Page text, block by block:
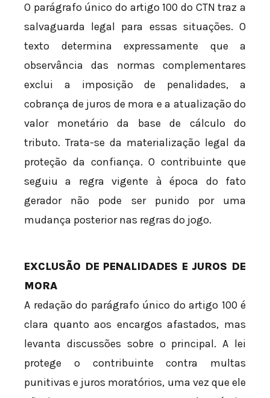
O parágrafo único do artigo 100 do CTN traz a
salvaguarda legal para essas situações. O
texto determina expressamente que a
observância das normas complementares
exclui a imposição de penalidades, a
cobrança de juros de mora e a atualização do
valor monetário da base de cálculo do
tributo. Trata-se da materialização legal da
proteção da confiança. O contribuinte que
seguiu a regra vigente à época do fato
gerador não pode ser punido por uma
mudança posterior nas regras do jogo.
EXCLUSÃO DE PENALIDADES E JUROS DE
MORA
A redação do parágrafo único do artigo 100 é
clara quanto aos encargos afastados, mas
levanta discussões sobre o principal. A lei
protege o contribuinte contra multas
punitivas e juros moratórios, uma vez que ele